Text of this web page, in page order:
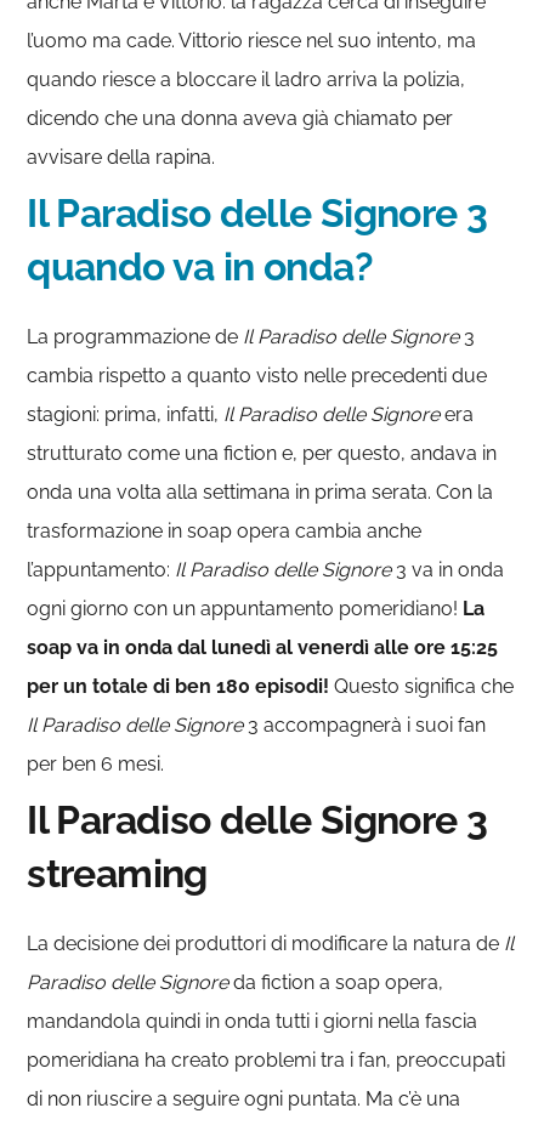
l’uomo ma cade. Vittorio riesce nel suo intento, ma
quando riesce a bloccare il ladro arriva la polizia,
dicendo che una donna aveva già chiamato per
avvisare della rapina.
Il Paradiso delle Signore 3
quando va in onda?
La programmazione de Il Paradiso delle Signore 3
cambia rispetto a quanto visto nelle precedenti due
stagioni: prima, infatti, Il Paradiso delle Signoreera
strutturato come una fiction e, per questo, andava in
onda una volta alla settimana in prima serata. Con la
trasformazione in soap opera cambia anche
l’appuntamento: Il Paradiso delle Signore 3 va in onda
ogni giorno con un appuntamento pomeridiano! La
soap va in onda dal lunedì al venerdì alle ore 15:25
per un totale di ben 180 episodi! Questo significa che
Il Paradiso delle Signore 3 accompagnerà i suoi fan
per ben 6 mesi.
Il Paradiso delle Signore 3
streaming
La decisione dei produttori di modificare la natura de Il
Paradiso delle Signoreda fiction a soap opera,
mandandola quindi in onda tutti i giorni nella fascia
pomeridiana ha creato problemi tra i fan, preoccupati
di non riuscire a seguire ogni puntata. Ma c’è una